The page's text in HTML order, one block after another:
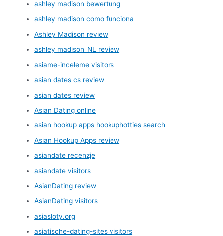
ashley madison bewertung
ashley madison como funciona
Ashley Madison review
ashley madison_NL review
asiame-inceleme visitors
asian dates cs review
asian dates review
Asian Dating online
asian hookup apps hookuphotties search
Asian Hookup Apps review
asiandate recenzje
asiandate visitors
AsianDating review
AsianDating visitors
asiasloty.org
asiatische-dating-sites visitors